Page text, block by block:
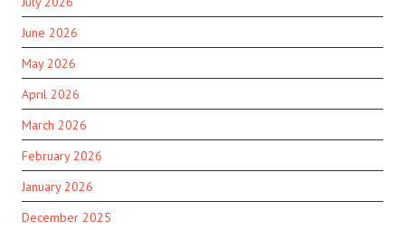
June 2026
May 2026
April 2026
March 2026
February 2026
January 2026
December 2025